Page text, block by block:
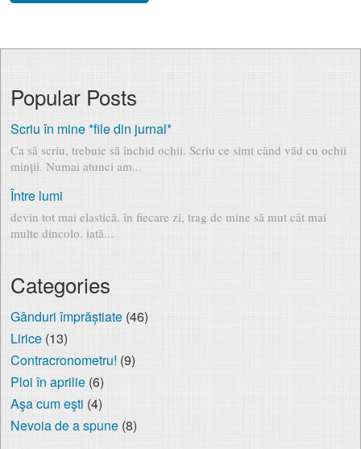
Popular Posts
Scriu în mine *file din jurnal*
Ca să scriu, trebuie să închid ochii. Scriu ce simt când văd cu ochii
minții. Numai atunci am...
Între lumi
devin tot mai elastică. în fiecare zi, trag de mine să mut cât mai
multe dincolo. iată...
Categories
Gânduri împrăștiate(46)
Lirice(13)
Contracronometru! (9)
Ploi în aprilie(6)
Aşa cum eşti (4)
Nevoia de a spune(8)